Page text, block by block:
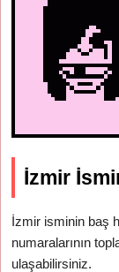
İzmir
İzmir isminin baş
numaralarının
ulaşabilirsiniz.